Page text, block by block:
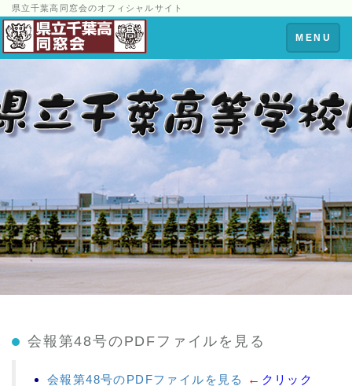
県立千葉高同窓会のオフィシャルサイト
Toggle
navigation
MENU
会報第48号のPDFファイルを見る
会報第48号のPDFファイルを見る ← クリック